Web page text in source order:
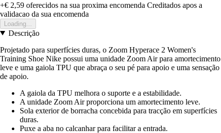
+€ 2,59 oferecidos na sua proxima encomenda Creditados apos a
validacao da sua encomenda
Loading...
Descrição
Projetado para superfícies duras, o Zoom Hyperace 2 Women's
Training Shoe Nike possui uma unidade Zoom Air para amortecimento
leve e uma gaiola TPU que abraça o seu pé para apoio e uma sensação
de apoio.
A gaiola da TPU melhora o suporte e a estabilidade.
A unidade Zoom Air proporciona um amortecimento leve.
Sola exterior de borracha concebida para tracção em superfícies
duras.
Puxe a aba no calcanhar para facilitar a entrada.